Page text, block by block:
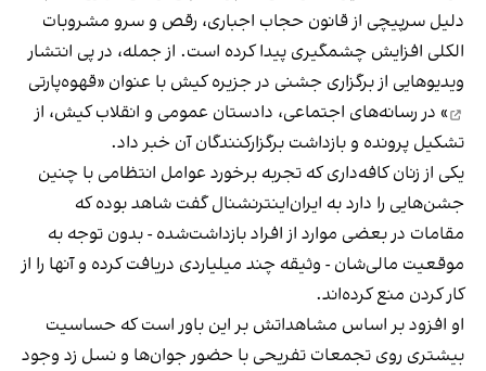
دلیل سرپیچی از قانون حجاب اجباری، رقص و سرو مشروبات
الکلی افزایش چشمگیری پیدا کرده است. از جمله، در پی انتشار
ویدیوهایی از برگزاری جشنی در جزیره کیش با عنوان «قهوه‌پارتی
» در رسانه‌های اجتماعی، دادستان عمومی و انقلاب کیش، از
تشکیل پرونده و بازداشت برگزارکنندگان آن خبر داد.
یکی از زنان کافه‌داری که تجربه برخورد عوامل انتظامی با چنین
جشن‌هایی را دارد به ایران‌اینترنشنال گفت شاهد بوده که
مقامات در بعضی موارد از افراد بازداشت‌‌شده - بدون توجه به
موقعیت مالی‌شان - وثیقه چند میلیاردی دریافت کرده و آنها را از
کار کردن منع کرده‌اند.
او افزود بر اساس مشاهداتش بر این باور است که حساسیت
بیشتری روی تجمعات تفریحی با حضور جوان‌ها و نسل زد وجود